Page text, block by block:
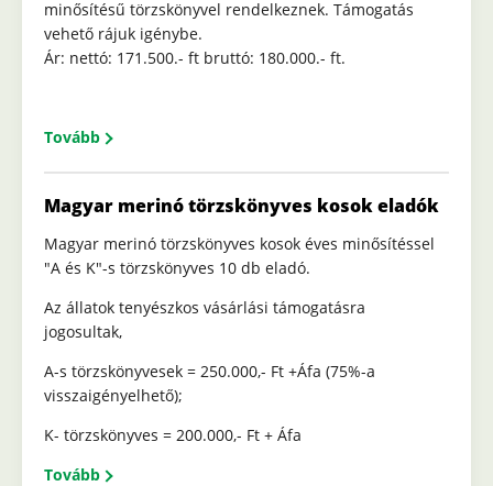
minősítésű törzskönyvel rendelkeznek. Támogatás
vehető rájuk igénybe.
Ár: nettó: 171.500.- ft bruttó: 180.000.- ft.
Tovább
Magyar merinó törzskönyves kosok eladók
Magyar merinó törzskönyves kosok éves minősítéssel
"A és K"-s törzskönyves 10 db eladó.
Az állatok tenyészkos vásárlási támogatásra
jogosultak,
A-s törzskönyvesek = 250.000,- Ft +Áfa (75%-a
visszaigényelhető);
K- törzskönyves = 200.000,- Ft + Áfa
Tovább